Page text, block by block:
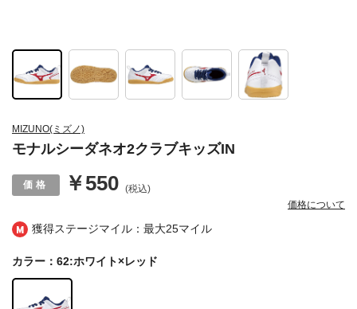
獲得ステージマイル：最大25マイル
MIZUNO(ミズノ)
モナルシーダネオ2クラブキッズIN
￥550 (税込)
価格について
カラー：62:ホワイト×レッド